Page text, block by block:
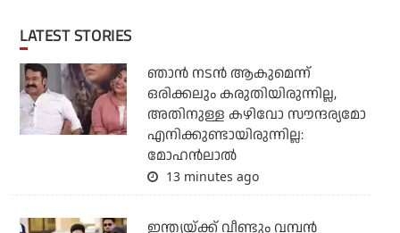
LATEST STORIES
ഞാൻ നടൻ ആകുമെന്ന്
ഒരിക്കലും കരുതിയിരുന്നില്ല,
അതിനുള്ള കഴിവോ സൗന്ദര്യമോ
എനിക്കുണ്ടായിരുന്നില്ല:
മോഹൻലാൽ
13 minutes ago
ഇന്ത്യയ്ക്ക് വീണ്ടും വമ്പന്‍